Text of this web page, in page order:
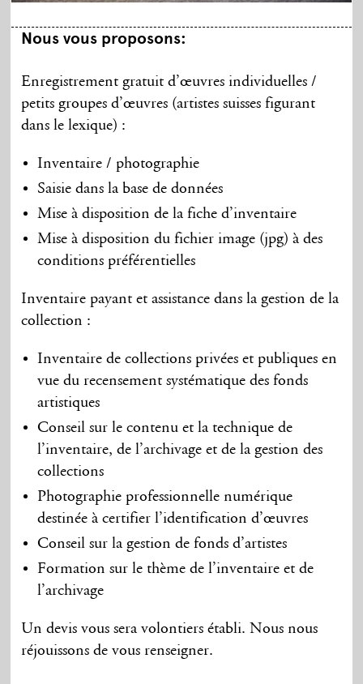
Nous vous proposons:
Enregistrement gratuit d’œuvres individuelles /
petits groupes d’œuvres (artistes suisses figurant
dans le lexique) :
Inventaire / photographie
Saisie dans la base de données
Mise à disposition de la fiche d’inventaire
Mise à disposition du fichier image (jpg) à des
conditions préférentielles
Inventaire payant et assistance dans la gestion de la
collection :
Inventaire de collections privées et publiques en
vue du recensement systématique des fonds
artistiques
Conseil sur le contenu et la technique de
l’inventaire, de l’archivage et de la gestion des
collections
Photographie professionnelle numérique
destinée à certifier l’identification d’œuvres
Conseil sur la gestion de fonds d’artistes
Formation sur le thème de l’inventaire et de
l’archivage
Un devis vous sera volontiers établi. Nous nous
réjouissons de vous renseigner.